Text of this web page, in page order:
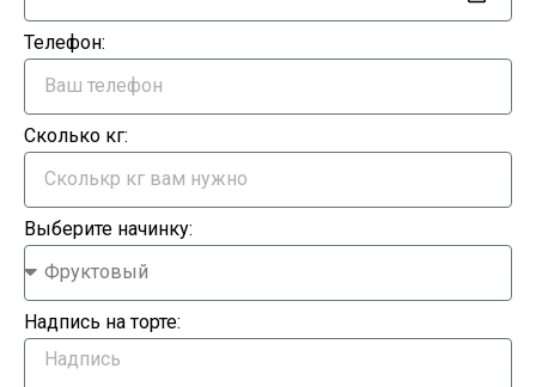
Телефон:
Сколько кг:
Выберите начинку:
Надпись на торте: